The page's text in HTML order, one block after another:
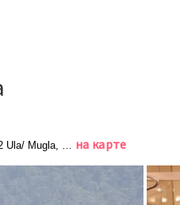
Ula/ Mugla, Улана карте